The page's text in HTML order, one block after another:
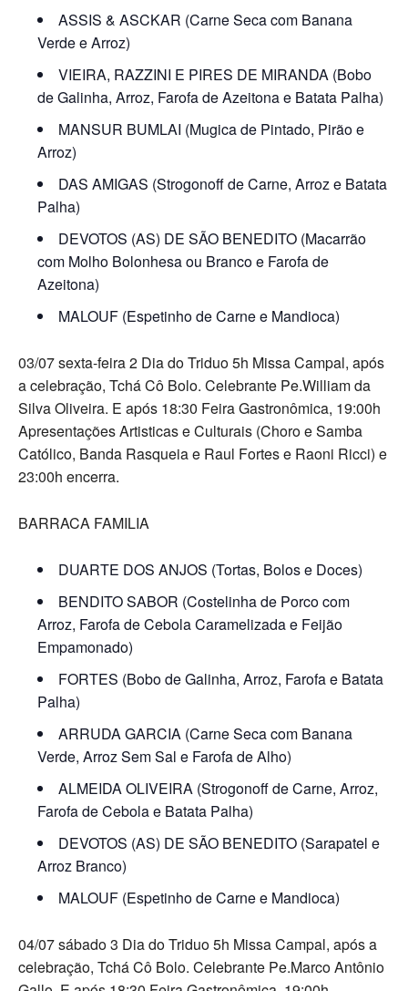
ASSIS & ASCKAR (Carne Seca com Banana
Verde e Arroz)
VIEIRA, RAZZINI E PIRES DE MIRANDA (Bobo
de Galinha, Arroz, Farofa de Azeitona e Batata Palha)
MANSUR BUMLAI (Mugica de Pintado, Pirão e
Arroz)
DAS AMIGAS (Strogonoff de Carne, Arroz e Batata
Palha)
DEVOTOS (AS) DE SÃO BENEDITO (Macarrão
com Molho Bolonhesa ou Branco e Farofa de
Azeitona)
MALOUF (Espetinho de Carne e Mandioca)
03/07 sexta-feira 2 Dia do Triduo 5h Missa Campal, após
a celebração, Tchá Cô Bolo. Celebrante Pe.William da
Silva Oliveira. E após 18:30 Feira Gastronômica, 19:00h
Apresentações Artisticas e Culturais (Choro e Samba
Católico, Banda Rasqueia e Raul Fortes e Raoni Ricci) e
23:00h encerra.
BARRACA FAMILIA
DUARTE DOS ANJOS (Tortas, Bolos e Doces)
BENDITO SABOR (Costelinha de Porco com
Arroz, Farofa de Cebola Caramelizada e Feijão
Empamonado)
FORTES (Bobo de Galinha, Arroz, Farofa e Batata
Palha)
ARRUDA GARCIA (Carne Seca com Banana
Verde, Arroz Sem Sal e Farofa de Alho)
ALMEIDA OLIVEIRA (Strogonoff de Carne, Arroz,
Farofa de Cebola e Batata Palha)
DEVOTOS (AS) DE SÃO BENEDITO (Sarapatel e
Arroz Branco)
MALOUF (Espetinho de Carne e Mandioca)
04/07 sábado 3 Dia do Triduo 5h Missa Campal, após a
celebração, Tchá Cô Bolo. Celebrante Pe.Marco Antônio